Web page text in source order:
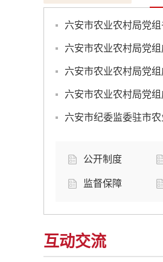
六安市农业农村局党
六安市农业农村局党
六安市农业农村局党
六安市农业农村局党
六安市纪委监委驻市
公开制度
监督保障
互动交流